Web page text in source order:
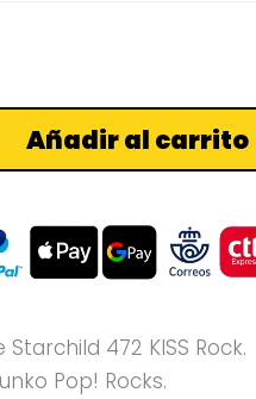
Añadir al carrito
Starchild 472 KISS Rock.
Pop! Rocks.